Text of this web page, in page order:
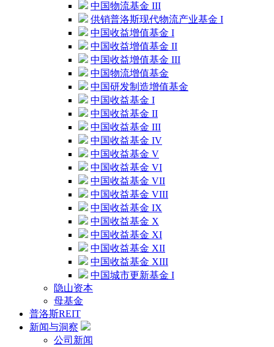
中国物流基金 III
供销普洛斯现代物流产业基金 I
中国收益增值基金 I
中国收益增值基金 II
中国收益增值基金 III
中国物流增值基金
中国研发制造增值基金
中国收益基金 I
中国收益基金 II
中国收益基金 III
中国收益基金 IV
中国收益基金 V
中国收益基金 VI
中国收益基金 VII
中国收益基金 VIII
中国收益基金 IX
中国收益基金 X
中国收益基金 XI
中国收益基金 XII
中国收益基金 XIII
中国城市更新基金 I
隐山资本
母基金
普洛斯REIT
新闻与洞察
公司新闻